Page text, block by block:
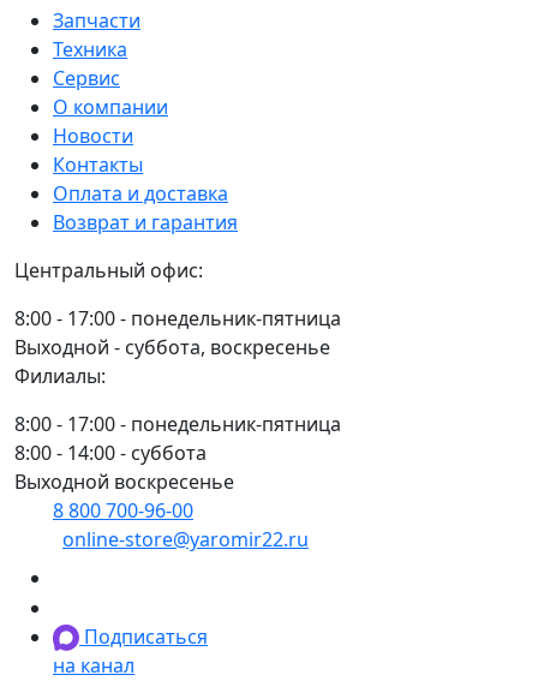
СВЕЧНОЙ
ШАРИНРЫЙ
С
РЕЗИНОВОЙ
ВСТАВКОЙ
16Х500
ММ
Запчасти
Техника
Сервис
О компании
Новости
Контакты
Оплата и доставка
Возврат и гарантия
Центральный офис:
8:00 - 17:00 - понедельник-пятница
Выходной - суббота, воскресенье
Филиалы:
8:00 - 17:00 - понедельник-пятница
8:00 - 14:00 - суббота
Выходной воскресенье
8 800 700-96-00
online-store@yaromir22.ru
Подписаться
на канал